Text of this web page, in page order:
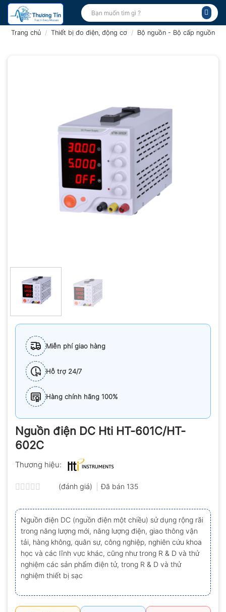
Bỏ
qua
Tìm
kiếm:
Trang chủ / Thiết bị đo điện, động cơ / Bộ nguồn - Bộ cấp nguồn
Miễn phí giao hàng
Hỗ trợ 24/7
Hàng chính hãng 100%
Nguồn điện DC Hti HT-601C/HT-
602C
Thương hiệu:
xếp
hạng
0.0
5
sao
(đánh giá) Đã bán 135
Nguồn điện DC (nguồn điện một chiều) sử dụng rộng rãi
trong năng lượng mới, năng lượng điện, giao thông vận
tải, hàng không, quân sự, công nghiệp, nghiên cứu khoa
học và các lĩnh vực khác, cũng như trong R & D và thử
nghiệm các sản phẩm điện tử, trong R & D và thử
nghiệm thiết bị sạc